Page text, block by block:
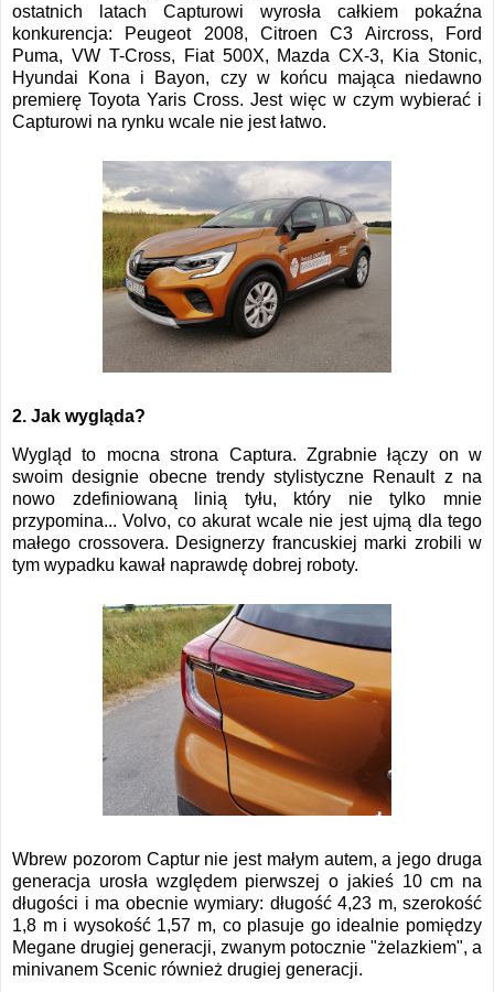
ostatnich latach Capturowi wyrosła całkiem pokaźna
konkurencja: Peugeot 2008, Citroen C3 Aircross, Ford
Puma, VW T-Cross, Fiat 500X, Mazda CX-3, Kia Stonic,
Hyundai Kona i Bayon, czy w końcu mająca niedawno
premierę Toyota Yaris Cross. Jest więc w czym wybierać i
Capturowi na rynku wcale nie jest łatwo.
2. Jak wygląda?
Wygląd to mocna strona Captura. Zgrabnie łączy on w
swoim designie obecne trendy stylistyczne Renault z na
nowo zdefiniowaną linią tyłu, który nie tylko mnie
przypomina... Volvo, co akurat wcale nie jest ujmą dla tego
małego crossovera. Designerzy francuskiej marki zrobili w
tym wypadku kawał naprawdę dobrej roboty.
Wbrew pozorom Captur nie jest małym autem, a jego druga
generacja urosła względem pierwszej o jakieś 10 cm na
długości i ma obecnie wymiary: długość 4,23 m, szerokość
1,8 m i wysokość 1,57 m, co plasuje go idealnie pomiędzy
Megane drugiej generacji, zwanym potocznie "żelazkiem", a
minivanem Scenic również drugiej generacji.